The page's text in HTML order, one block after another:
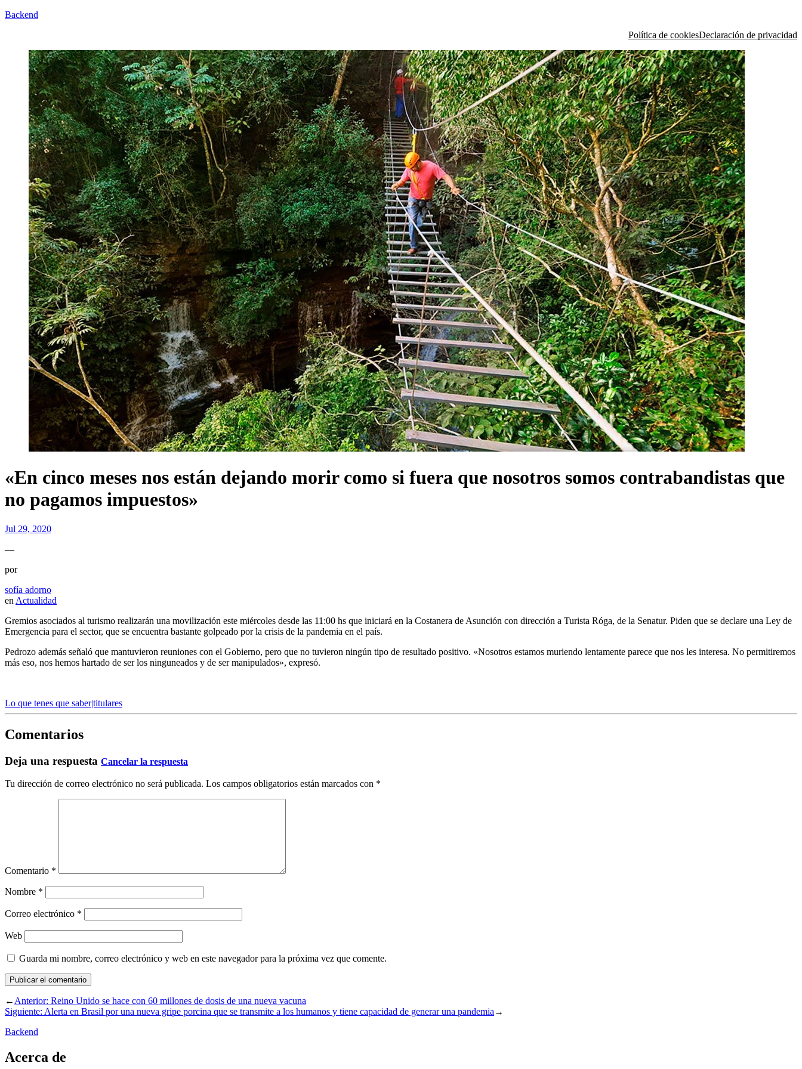
Backend
Política de cookiesDeclaración de privacidad
«En cinco meses nos están dejando morir como si fuera que nosotros somos contrabandistas que
no pagamos impuestos»
Jul 29, 2020
—
por
sofía adorno
en Actualidad
Gremios asociados al turismo realizarán una movilización este miércoles desde las 11:00 hs que iniciará en la Costanera de Asunción con dirección a Turista Róga, de la Senatur. Piden que se declare una Ley de
Emergencia para el sector, que se encuentra bastante golpeado por la crisis de la pandemia en el país.
Pedrozo además señaló que mantuvieron reuniones con el Gobierno, pero que no tuvieron ningún tipo de resultado positivo. «Nosotros estamos muriendo lentamente parece que nos les interesa. No permitiremos
más eso, nos hemos hartado de ser los ninguneados y de ser manipulados», expresó.
Lo que tenes que saber|titulares
Comentarios
Deja una respuesta Cancelar la respuesta
Tu dirección de correo electrónico no será publicada. Los campos obligatorios están marcados con *
Comentario *
Nombre *
Correo electrónico *
Web
Guarda mi nombre, correo electrónico y web en este navegador para la próxima vez que comente.
←Anterior: Reino Unido se hace con 60 millones de dosis de una nueva vacuna
Siguiente: Alerta en Brasil por una nueva gripe porcina que se transmite a los humanos y tiene capacidad de generar una pandemia→
Backend
Acerca de